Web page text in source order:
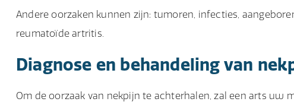
Andere oorzaken kunnen zijn: tumoren, infecties,
reumatoïde artritis.
Diagnose en behandeling van
Om de oorzaak van nekpijn te achterhalen, zal een arts uw